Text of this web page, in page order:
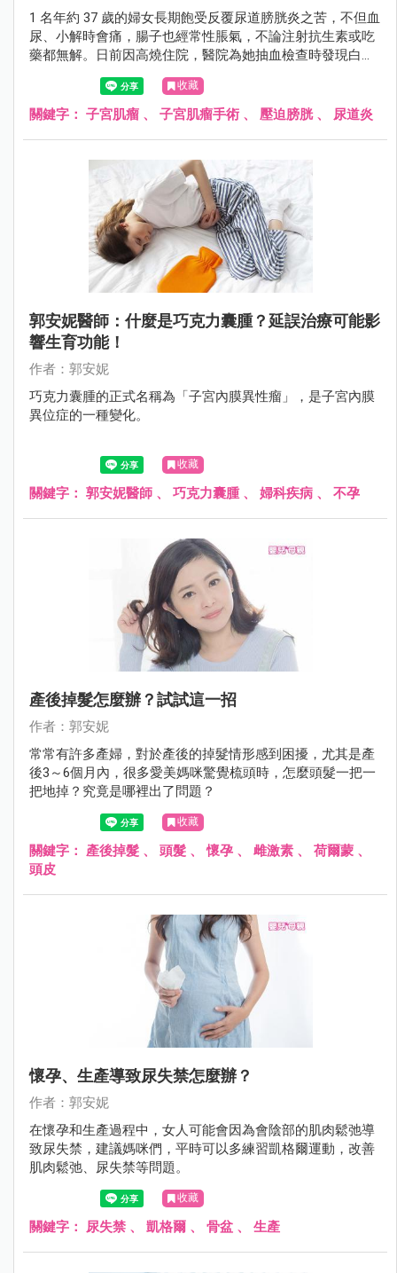
1 名年約 37 歲的婦女長期飽受反覆尿道膀胱炎之苦，不但血
尿、小解時會痛，腸子也經常性脹氣，不論注射抗生素或吃
藥都無解。日前因高燒住院，醫院為她抽血檢查時發現白血
球數超標，血液裡滿佈細菌，同時檢查出她子宮裡長有 7、8
顆大小不一的肌瘤，其中 1 顆大約 8 公分大，向外壓迫到膀
胱和尿道，造成頻尿、排尿困難；另 1 顆壓迫到腸子，造成
收藏
關鍵字： 子宮肌瘤 、 子宮肌瘤手術 、 壓迫膀胱、 尿道炎
郭安妮醫師：什麼是巧克力囊腫？延誤治療可能影
響生育功能！
作者：郭安妮
巧克力囊腫的正式名稱為「子宮內膜異性瘤」，是子宮內膜
異位症的一種變化。
收藏
關鍵字： 郭安妮醫師 、 巧克力囊腫、 婦科疾病 、 不孕
產後掉髮怎麼辦？試試這一招
作者：郭安妮
常常有許多產婦，對於產後的掉髮情形感到困擾，尤其是產
後3～6個月內，很多愛美媽咪驚覺梳頭時，怎麼頭髮一把一
把地掉？究竟是哪裡出了問題？
收藏
關鍵字： 產後掉髮 、 頭髮 、懷孕 、 雌激素 、 荷爾蒙 、
頭皮
懷孕、生產導致尿失禁怎麼辦？
作者：郭安妮
在懷孕和生產過程中，女人可能會因為會陰部的肌肉鬆弛導
致尿失禁，建議媽咪們，平時可以多練習凱格爾運動，改善
肌肉鬆弛、尿失禁等問題。
收藏
關鍵字： 尿失禁 、 凱格爾 、 骨盆 、 生產